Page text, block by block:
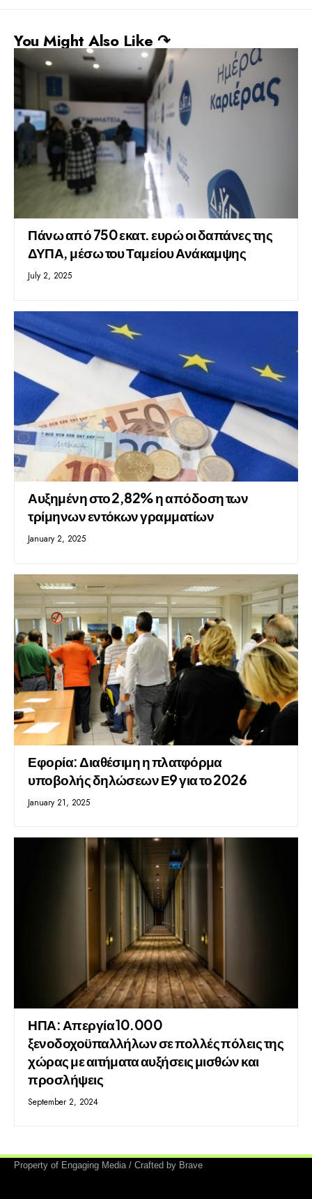
You Might Also Like ↷
Πάνω από 750 εκατ. ευρώ οι δαπάνες της
ΔΥΠΑ, μέσω του Ταμείου Ανάκαμψης
July 2, 2025
Αυξημένη στο 2,82% η απόδοση των
τρίμηνων εντόκων γραμματίων
January 2, 2025
Εφορία: Διαθέσιμη η πλατφόρμα
υποβολής δηλώσεων Ε9 για το 2026
January 21, 2025
ΗΠΑ: Απεργία 10.000
ξενοδοχοϋπαλλήλων σε πολλές πόλεις της
χώρας με αιτήματα αυξήσεις μισθών και
προσλήψεις
September 2, 2024
Property of Engaging Media / Crafted by Brave